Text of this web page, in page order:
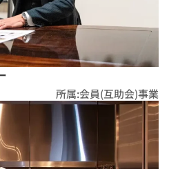
所属:会員(互助会)事業